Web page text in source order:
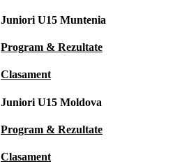
Juniori U15 Muntenia
Program & Rezultate
Clasament
Juniori U15 Moldova
Program & Rezultate
Clasament